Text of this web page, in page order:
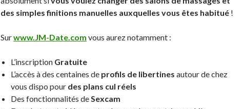
des simples finitions manuelles auxquelles vous êtes habitué !
Surwww.JM-Date.com vous aurez notamment :
L’inscription Gratuite
L’accès à des centaines de profils de libertines autour de chez
vous dispo pour des plans cul réels
Des fonctionnalités deSexcam